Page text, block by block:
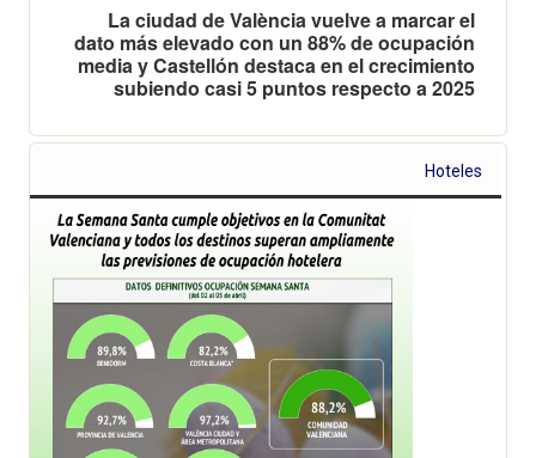
La ciudad de València vuelve a marcar el
dato más elevado con un 88% de ocupación
media y Castellón destaca en el crecimiento
subiendo casi 5 puntos respecto a 2025
Hoteles